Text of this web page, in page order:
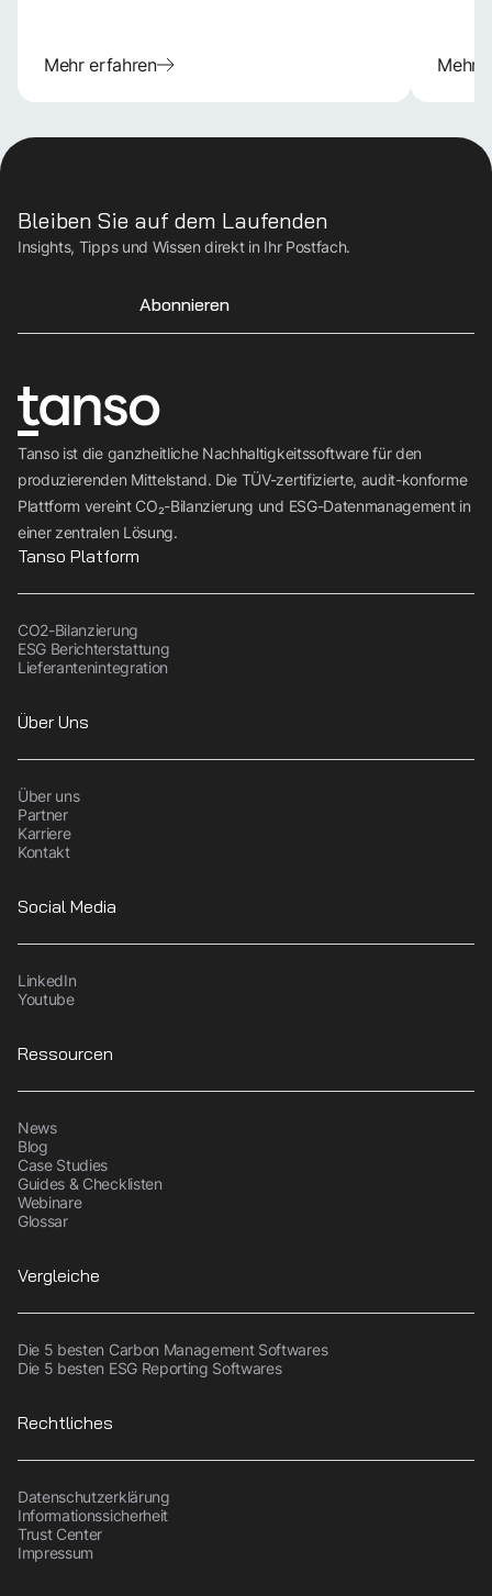
Mehr erfahren Mehr
Tanso ist die ganzheitliche Nachhaltigkeitssoftware für den
produzierenden Mittelstand. Die TÜV-zertifizierte, audit-konforme
Plattform vereint CO₂-Bilanzierung und ESG-Datenmanagement in
einer zentralen Lösung.
Bleiben Sie auf dem Laufenden
Insights, Tipps und Wissen direkt in Ihr Postfach.
Abonnieren
Tanso Platform
CO2-Bilanzierung
ESG Berichterstattung
Lieferantenintegration
Über Uns
Über uns
Partner
Karriere
Kontakt
Social Media
LinkedIn
Youtube
Ressourcen
News
Blog
Case Studies
Guides & Checklisten
Webinare
Glossar
Vergleiche
Die 5 besten Carbon Management Softwares
Die 5 besten ESG Reporting Softwares
Rechtliches
Datenschutzerklärung
Informationssicherheit
Trust Center
Impressum